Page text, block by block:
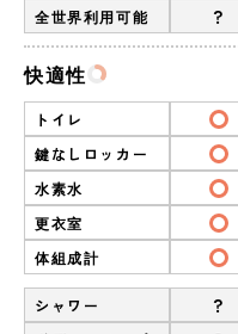
全世界利用可能 ?
快適性
トイレ
鍵なしロッカー
水素水
更衣室
体組成計
シャワー ?